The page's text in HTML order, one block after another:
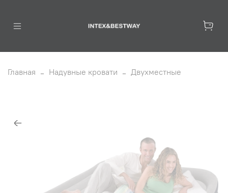
Главная Надувные кровати Двухместные